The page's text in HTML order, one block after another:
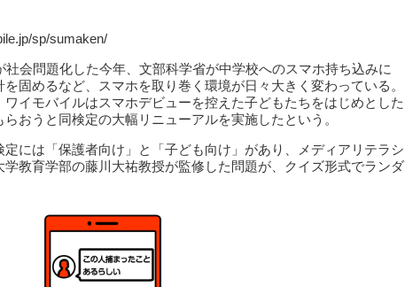
sp/sumaken/
会問題化した今年、文部科学省が中学校へのスマホ持ち込みに
固めるなど、スマホを取り巻く環境が日々大きく変わっている。
イモバイルはスマホデビューを控えた子どもたちをはじめとした
おうと同検定の大幅リニューアルを実施したという。
には「保護者向け」と「子ども向け」があり、メディアリテラシ
教育学部の藤川大祐教授が監修した問題が、クイズ形式でランダ